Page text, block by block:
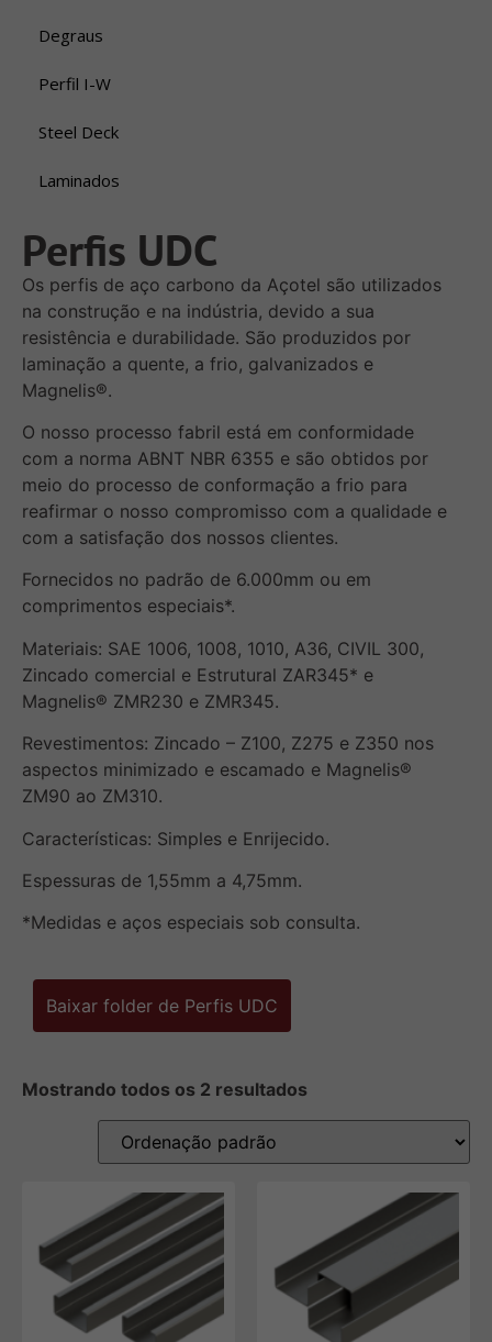
Degraus
Perfil I-W
Steel Deck
Laminados
Perfis UDC
Os perfis de aço carbono da Açotel são utilizados
na construção e na indústria, devido a sua
resistência e durabilidade. São produzidos por
laminação a quente, a frio, galvanizados e
Magnelis®.
O nosso processo fabril está em conformidade
com a norma ABNT NBR 6355 e são obtidos por
meio do processo de conformação a frio para
reafirmar o nosso compromisso com a qualidade e
com a satisfação dos nossos clientes.
Fornecidos no padrão de 6.000mm ou em
comprimentos especiais*.
Materiais: SAE 1006, 1008, 1010, A36, CIVIL 300,
Zincado comercial e Estrutural ZAR345* e
Magnelis® ZMR230 e ZMR345.
Revestimentos: Zincado – Z100, Z275 e Z350 nos
aspectos minimizado e escamado e Magnelis®
ZM90 ao ZM310.
Características: Simples e Enrijecido.
Espessuras de 1,55mm a 4,75mm.
*Medidas e aços especiais sob consulta.
Baixar folder de Perfis UDC
Mostrando todos os 2 resultados